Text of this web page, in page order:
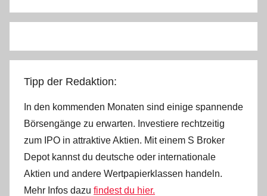
.
Tipp der Redaktion:
In den kommenden Monaten sind einige spannende
Börsengänge zu erwarten. Investiere rechtzeitig
zum IPO in attraktive Aktien. Mit einem S Broker
Depot kannst du deutsche oder internationale
Aktien und andere Wertpapierklassen handeln.
Mehr Infos dazu findest du hier.